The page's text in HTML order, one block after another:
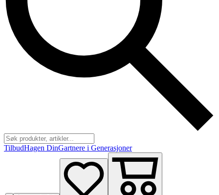
TilbudHagen DinGartnere i Generasjoner